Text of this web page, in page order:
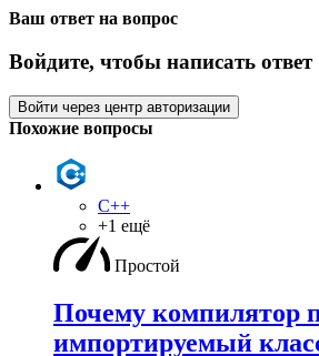
Ваш ответ на вопрос
Войдите, чтобы написать ответ
Войти через центр авторизации
Похожие вопросы
C++
+1 ещё
Простой
Почему компилятор
импортируемый